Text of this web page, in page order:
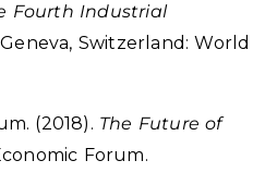
Fourth Industrial
Switzerland: World
(2018). The Future of
Forum.